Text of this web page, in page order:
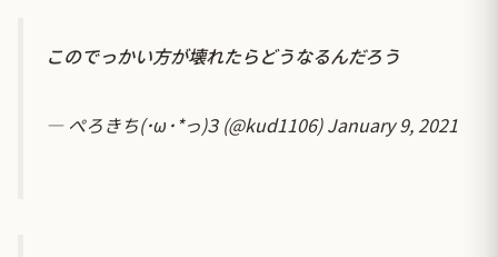
このでっかい方が壊れたらどうなるんだろう
— ぺろきち(･ω･*っ)З (@kud1106)January 9, 2021